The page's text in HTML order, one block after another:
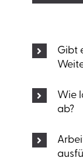
Gibt
Wie
ab?